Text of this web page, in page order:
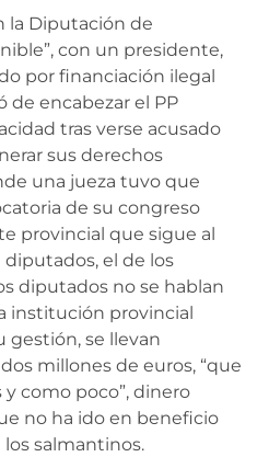
la Diputación de
con un presidente,
por financiación ilegal
de encabezar el PP
tras verse acusado
sus derechos
una jueza tuvo que
de su congreso
provincial que sigue al
el de los
diputados no se hablan
institución provincial
gestión, se llevan
millones de euros, “que
como poco”, dinero
no ha ido en beneficio
salmantinos.